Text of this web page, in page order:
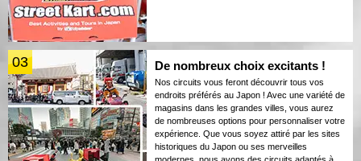
03 De nombreux choix excitants !
Nos circuits vous feront découvrir tous vos
endroits préférés au Japon ! Avec une variété de
magasins dans les grandes villes, vous aurez
de nombreuses options pour personnaliser votre
expérience. Que vous soyez attiré par les sites
historiques du Japon ou ses merveilles